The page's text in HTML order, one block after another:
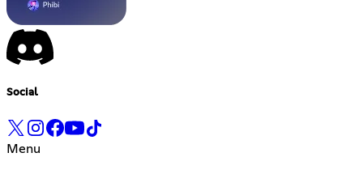
Social
Menu